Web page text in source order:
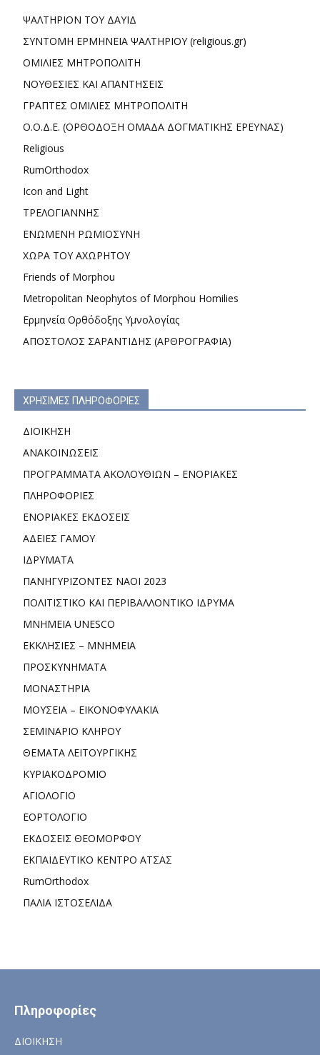
ΨΑΛΤΗΡΙΟΝ ΤΟΥ ΔΑΥΙΔ
ΣΥΝΤΟΜΗ ΕΡΜΗΝΕΙΑ ΨΑΛΤΗΡΙΟΥ (religious.gr)
ΟΜΙΛΙΕΣ ΜΗΤΡΟΠΟΛΙΤΗ
ΝΟΥΘΕΣΙΕΣ ΚΑΙ ΑΠΑΝΤΗΣΕΙΣ
ΓΡΑΠΤΕΣ ΟΜΙΛΙΕΣ ΜΗΤΡΟΠΟΛΙΤΗ
Ο.Ο.Δ.Ε. (ΟΡΘΟΔΟΞΗ ΟΜΑΔΑ ΔΟΓΜΑΤΙΚΗΣ ΕΡΕΥΝΑΣ)
Religious
RumOrthodox
Icon and Light
ΤΡΕΛΟΓΙΑΝΝΗΣ
ΕΝΩΜΕΝΗ ΡΩΜΙΟΣΥΝΗ
ΧΩΡΑ ΤΟΥ ΑΧΩΡΗΤΟΥ
Friends of Morphou
Metropolitan Neophytos of Morphou Homilies
Ερμηνεία Ορθόδοξης Υμνολογίας
ΑΠΟΣΤΟΛΟΣ ΣΑΡΑΝΤΙΔΗΣ (ΑΡΘΡΟΓΡΑΦΙΑ)
ΧΡΗΣΙΜΕΣ ΠΛΗΡΟΦΟΡΙΕΣ
ΔΙΟΙΚΗΣΗ
ΑΝΑΚΟΙΝΩΣΕΙΣ
ΠΡΟΓΡΑΜΜΑΤΑ ΑΚΟΛΟΥΘΙΩΝ – ΕΝΟΡΙΑΚΕΣ
ΠΛΗΡΟΦΟΡΙΕΣ
ΕΝΟΡΙΑΚΕΣ ΕΚΔΟΣΕΙΣ
ΑΔΕΙΕΣ ΓΑΜΟΥ
ΙΔΡΥΜΑΤΑ
ΠΑΝΗΓΥΡΙΖΟΝΤΕΣ ΝΑΟΙ 2023
ΠΟΛΙΤΙΣΤΙΚΟ ΚΑΙ ΠΕΡΙΒΑΛΛΟΝΤΙΚΟ ΙΔΡΥΜΑ
ΜΝΗΜΕΙΑ UNESCO
ΕΚΚΛΗΣΙΕΣ – ΜΝΗΜΕΙΑ
ΠΡΟΣΚΥΝΗΜΑΤΑ
ΜΟΝΑΣΤΗΡΙΑ
ΜΟΥΣΕΙΑ – ΕΙΚΟΝΟΦΥΛΑΚΙΑ
ΣΕΜΙΝΑΡΙΟ ΚΛΗΡΟΥ
ΘΕΜΑΤΑ ΛΕΙΤΟΥΡΓΙΚΗΣ
ΚΥΡΙΑΚΟΔΡΟΜΙΟ
ΑΓΙΟΛΟΓΙΟ
ΕΟΡΤΟΛΟΓΙΟ
ΕΚΔΟΣΕΙΣ ΘΕΟΜΟΡΦΟΥ
ΕΚΠΑΙΔΕΥΤΙΚΟ ΚΕΝΤΡΟ ΑΤΣΑΣ
RumOrthodox
ΠΑΛΙΑ ΙΣΤΟΣΕΛΙΔΑ
Πληροφορίες
ΔΙΟΙΚΗΣΗ